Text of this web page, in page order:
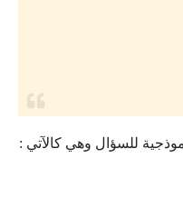
للسؤال وهي كالآتي :